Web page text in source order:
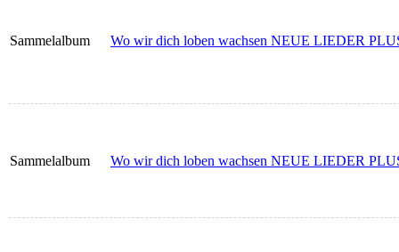
Sammelalbum Wo wir dich loben wachsen NEUE LIEDER
Sammelalbum Wo wir dich loben wachsen NEUE LIEDER